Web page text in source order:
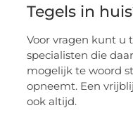
Tegels in
Voor vragen kunt u
specialisten die
mogelijk te woord
opneemt. Een
ook altijd.